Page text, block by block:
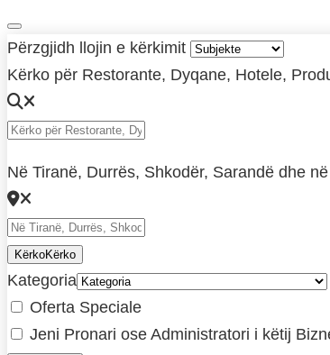
Përzgjidh llojin e kërkimit
Kërko për Restorante, Dyqane, Hotele,
Në Tiranë, Durrës, Shkodër, Sarandë dhe
KërkoKërko
Kategoria
Oferta Speciale
Jeni Pronari ose Administratori i këtij